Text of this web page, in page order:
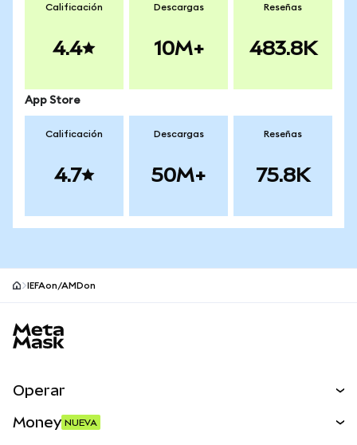
Calificación
4.4
Descargas
10M+
Reseñas
483.8K
App Store
Calificación
4.7
Descargas
50M+
Reseñas
75.8K
IEFAon/AMDon
Operar
Money NUEVA